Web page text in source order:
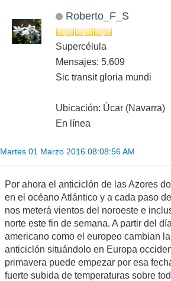
Roberto_F_S
Supercélula
Mensajes: 5,609
Sic transit gloria mundi
Ubicación: Úcar (Navarra)
En línea
Martes 01 Marzo 2016 08:08:56 AM
Por ahora el anticiclón de las Azores
en el océano Atlántico y a cada paso
nos meterá vientos del noroeste e
norte este fin de semana. A partir del
americano como el europeo cambian
anticiclón situándolo en Europa
primavera puede empezar por esa
fuerte subida de temperaturas sobre